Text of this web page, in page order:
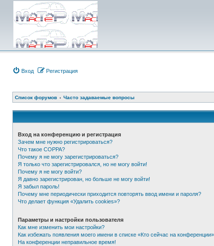
Вход Регистрация
Список форумов Часто задаваемые вопросы
Вход на конференцию и регистрация
Зачем мне нужно регистрироваться?
Что такое COPPA?
Почему я не могу зарегистрироваться?
Я только что зарегистрировался, но не могу войти!
Почему я не могу войти?
Я давно зарегистрирован, но больше не могу войти!
Я забыл пароль!
Почему мне периодически приходится повторять ввод имени и пароля?
Что делает функция «Удалить cookies»?
Параметры и настройки пользователя
Как мне изменить мои настройки?
Как избежать появления моего имени в списке «Кто сейчас на
На конференции неправильное время!